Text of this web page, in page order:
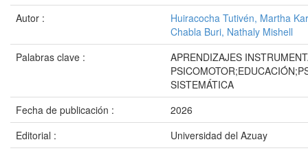
Autor :
Huiracocha Tutivén, Martha
Chabla Buri, Nathaly Mishell
Palabras clave :
APRENDIZAJES
SISTEMÁTICA
Fecha de publicación :
2026
Editorial :
Universidad del Azuay